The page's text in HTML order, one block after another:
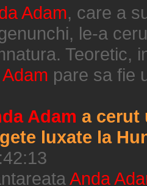
Adam, care a
le-a
Teoretic,
pare sa fie
Adam a cerut
luxate la
Anda